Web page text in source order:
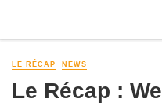
LE RÉCAP NEWS
Le Récap :